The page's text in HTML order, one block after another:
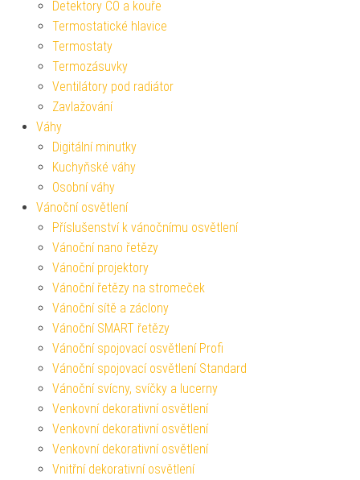
Detektory CO a kouře
Termostatické hlavice
Termostaty
Termozásuvky
Ventilátory pod radiátor
Zavlažování
Váhy
Digitální minutky
Kuchyňské váhy
Osobní váhy
Vánoční osvětlení
Příslušenství k vánočnímu osvětlení
Vánoční nano řetězy
Vánoční projektory
Vánoční řetězy na stromeček
Vánoční sítě a záclony
Vánoční SMART řetězy
Vánoční spojovací osvětlení Profi
Vánoční spojovací osvětlení Standard
Vánoční svícny, svíčky a lucerny
Venkovní dekorativní osvětlení
Venkovní dekorativní osvětlení
Venkovní dekorativní osvětlení
Vnitřní dekorativní osvětlení